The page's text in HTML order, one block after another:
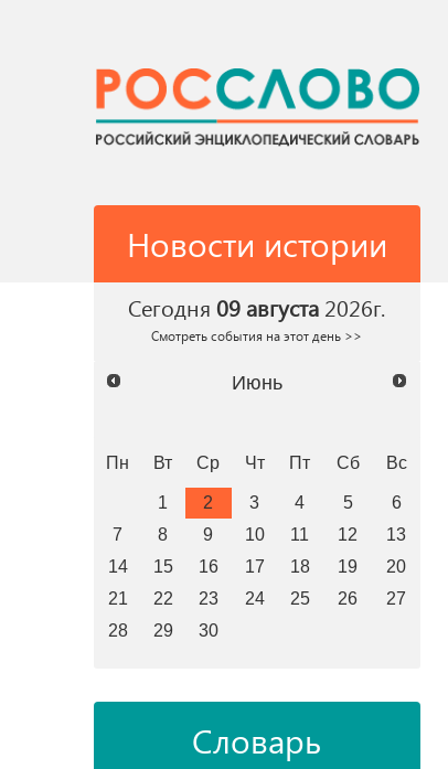
Новости истории
Сегодня 09 августа 2026г.
Смотреть события на этот день >>
Июнь
Пн Вт Ср Чт Пт Сб Вс
1 2 3 4 5
6
7
8 9 10 11 12
13
14
15 16 17 18 19
20
21
22 23 24 25 26
27
28
29 30
Словарь